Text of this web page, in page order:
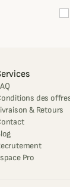
des
& Retours
Pro